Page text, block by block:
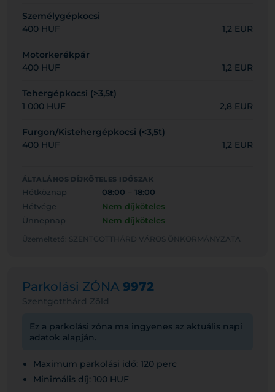
Személygépkocsi
400 HUF
1,2 EUR
Motorkerékpár
400 HUF
1,2 EUR
Tehergépkocsi (>3,5t)
1 000 HUF
2,8 EUR
Furgon/Kistehergépkocsi (<3,5t)
400 HUF
1,2 EUR
ÁLTALÁNOS DÍJKÖTELES IDŐSZAK
Hétköznap
08:00 – 18:00
Hétvége
Nem díjköteles
Ünnepnap
Nem díjköteles
Üzemeltető: SZENTGOTTHÁRD VÁROS ÖNKORMÁNYZATA
Parkolási ZÓNA 9972
Szentgotthárd Zöld
Ez a parkolási zóna ma ingyenes az aktuális napi
adatok alapján.
Maximum parkolási idő: 120 perc
Minimális díj: 100 HUF